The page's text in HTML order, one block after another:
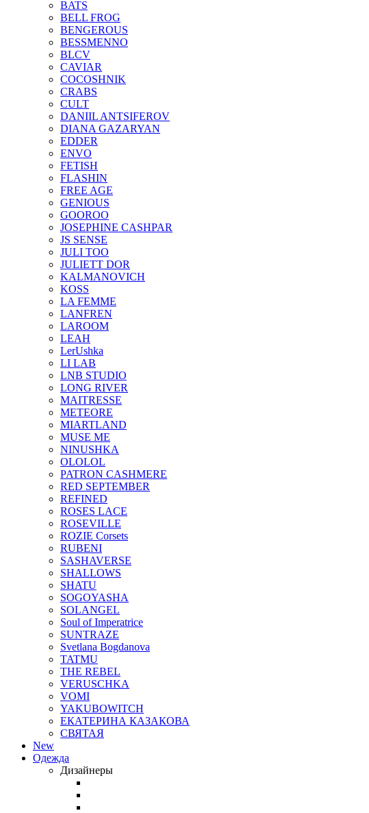
BATS
BELL FROG
BENGEROUS
BESSMENNO
BLCV
CAVIAR
COCOSHNIK
CRABS
CULT
DANIIL ANTSIFEROV
DIANA GAZARYAN
EDDER
ENVO
FETISH
FLASHIN
FREE AGE
GENIOUS
GOOROO
JOSEPHINE CASHPAR
JS SENSE
JULI TOO
JULIETT DOR
KALMANOVICH
KOSS
LA FEMME
LANFREN
LAROOM
LEAH
LerUshka
LI LAB
LNB STUDIO
LONG RIVER
MAITRESSE
METEORE
MIARTLAND
MUSE ME
NINUSHKA
OLOLOL
PATRON CASHMERE
RED SEPTEMBER
REFINED
ROSES LACE
ROSEVILLE
ROZIE Corsets
RUBENI
SASHAVERSE
SHALLOWS
SHATU
SOGOYASHA
SOLANGEL
Soul of Imperatrice
SUNTRAZE
Svetlana Bogdanova
TATMU
THE REBEL
VERUSCHKA
VOMI
YAKUBOWITCH
ЕКАТЕРИНА КАЗАКОВА
СВЯТАЯ
New
Одежда
Дизайнеры